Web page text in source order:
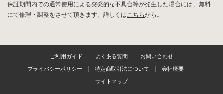
保証期間内での通常使用による突発的な不具合等が発生した場合には、無料
にて修理・調整をさせて頂きます。詳しくはこちらから。
ご利用ガイド よくある質問 お問い合わせ
プライバシーポリシー 特定商取引法について 会社概要
サイトマップ